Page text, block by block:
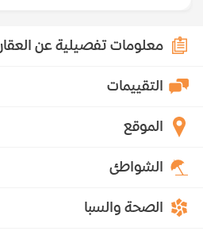
معلومات تفصيلية عن العقار
التقييمات
الموقع
الشواطئ
الصحة والسبا